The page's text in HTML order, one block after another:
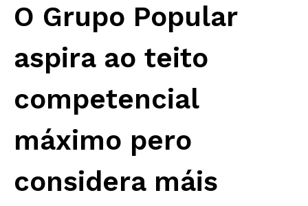
O Grupo Popular
aspira ao teito
competencial
máximo pero
considera máis